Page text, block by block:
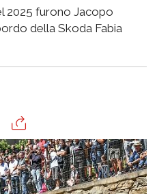
2025 furono Jacopo
della Skoda Fabia